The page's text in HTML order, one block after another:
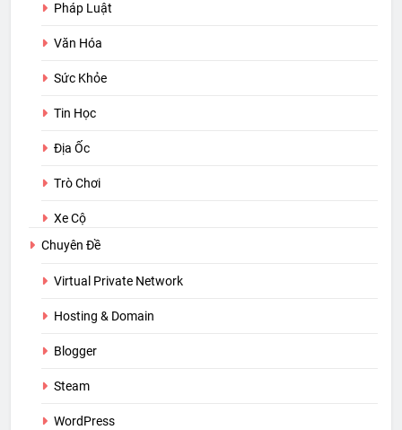
Pháp Luật
Văn Hóa
Sức Khỏe
Tin Học
Địa Ốc
Trò Chơi
Xe Cộ
Chuyên Đề
Virtual Private Network
Hosting & Domain
Blogger
Steam
WordPress